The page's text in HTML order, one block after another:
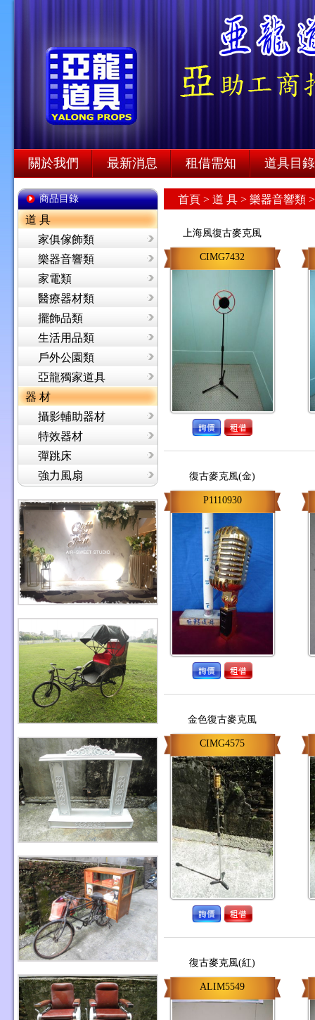
關於我們 最新消息 租借需知 道具目錄
商品目錄
道 具
家俱傢飾類
樂器音響類
家電類
醫療器材類
擺飾品類
生活用品類
戶外公園類
亞龍獨家道具
器 材
攝影輔助器材
特效器材
彈跳床
強力風扇
首頁 > 道 具 > 樂器音響類
上海風復古麥克風
CIMG7432
復古麥克風(金)
P1110930
金色復古麥克風
CIMG4575
復古麥克風(紅)
ALIM5549